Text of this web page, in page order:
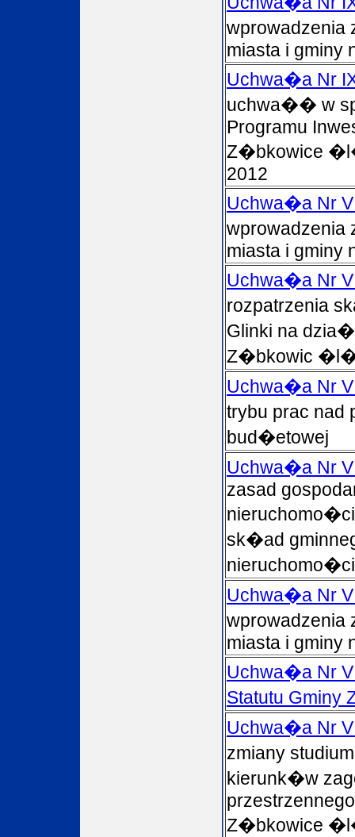
wprowadzenia
miasta i gminy
Uchwa�a Nr
uchwa�� w
Programu
Z�bkowice
2012
Uchwa�a Nr
wprowadzenia
miasta i gminy
Uchwa�a Nr
rozpatrzenia
Glinki na
Z�bkowic
Uchwa�a Nr
trybu prac nad
bud�etowej
Uchwa�a Nr
zasad
sk�ad
nieruchomo�ci
Uchwa�a Nr
wprowadzenia
miasta i gminy
Uchwa�a Nr
Statutu
Uchwa�a Nr
zmiany
kierunk�w
Z�bkowice